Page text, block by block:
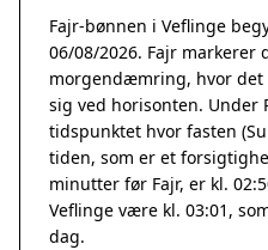
Fajr-bønnen i Veflinge
06/08/2026. Fajr markerer
morgendæmring, hvor det
sig ved horisonten. Under
tidspunktet hvor fasten
tiden, som er et
minutter før Fajr, er kl.
Veflinge være kl. 03:01,
dag.